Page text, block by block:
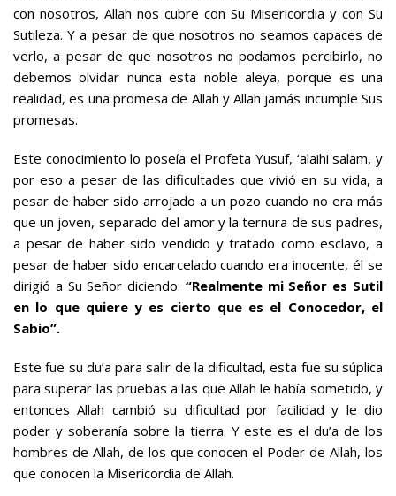
con nosotros, Allah nos cubre con Su Misericordia y con Su
Sutileza. Y a pesar de que nosotros no seamos capaces de
verlo, a pesar de que nosotros no podamos percibirlo, no
debemos olvidar nunca esta noble aleya, porque es una
realidad, es una promesa de Allah y Allah jamás incumple Sus
promesas.
Este conocimiento lo poseía el Profeta Yusuf, ‘alaihi salam, y
por eso a pesar de las dificultades que vivió en su vida, a
pesar de haber sido arrojado a un pozo cuando no era más
que un joven, separado del amor y la ternura de sus padres,
a pesar de haber sido vendido y tratado como esclavo, a
pesar de haber sido encarcelado cuando era inocente, él se
dirigió a Su Señor diciendo: “Realmente mi Señor es Sutil
en lo que quiere y es cierto que es el Conocedor, el
Sabio”.
Este fue su du’a para salir de la dificultad, esta fue su súplica
para superar las pruebas a las que Allah le había sometido, y
entonces Allah cambió su dificultad por facilidad y le dio
poder y soberanía sobre la tierra. Y este es el du’a de los
hombres de Allah, de los que conocen el Poder de Allah, los
que conocen la Misericordia de Allah.